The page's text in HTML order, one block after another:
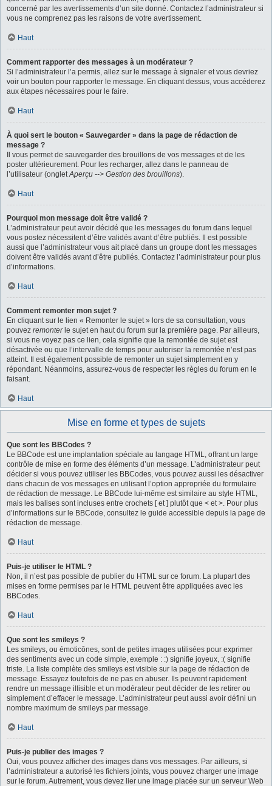
concerné par les avertissements d’un site donné. Contactez l’administrateur si
vous ne comprenez pas les raisons de votre avertissement.
Haut
Comment rapporter des messages à un modérateur ?
Si l’administrateur l’a permis, allez sur le message à signaler et vous devriez
voir un bouton pour rapporter le message. En cliquant dessus, vous accéderez
aux étapes nécessaires pour le faire.
Haut
À quoi sert le bouton « Sauvegarder » dans la page de rédaction de
message ?
Il vous permet de sauvegarder des brouillons de vos messages et de les
poster ultérieurement. Pour les recharger, allez dans le panneau de
l’utilisateur (ongletAperçu --> Gestion des brouillons).
Haut
Pourquoi mon message doit être validé ?
L’administrateur peut avoir décidé que les messages du forum dans lequel
vous postez nécessitent d’être validés avant d’être publiés. Il est possible
aussi que l’administrateur vous ait placé dans un groupe dont les messages
doivent être validés avant d’être publiés. Contactez l’administrateur pour plus
d’informations.
Haut
Comment remonter mon sujet ?
En cliquant sur le lien « Remonter le sujet » lors de sa consultation, vous
pouvez remonterle sujet en haut du forum sur la première page. Par ailleurs,
si vous ne voyez pas ce lien, cela signifie que la remontée de sujet est
désactivée ou que l’intervalle de temps pour autoriser la remontée n’est pas
atteint. Il est également possible de remonter un sujet simplement en y
répondant. Néanmoins, assurez-vous de respecter les règles du forum en le
faisant.
Haut
Mise en forme et types de sujets
Que sont les BBCodes ?
Le BBCode est une implantation spéciale au langage HTML, offrant un large
contrôle de mise en forme des éléments d’un message. L’administrateur peut
décider si vous pouvez utiliser les BBCodes, vous pouvez aussi les désactiver
dans chacun de vos messages en utilisant l’option appropriée du formulaire
de rédaction de message. Le BBCode lui-même est similaire au style HTML,
mais les balises sont incluses entre crochets [ et ] plutôt que < et >. Pour plus
d’informations sur le BBCode, consultez le guide accessible depuis la page de
rédaction de message.
Haut
Puis-je utiliser le HTML ?
Non, il n’est pas possible de publier du HTML sur ce forum. La plupart des
mises en forme permises par le HTML peuvent être appliquées avec les
BBCodes.
Haut
Que sont les smileys ?
Les smileys, ou émoticônes, sont de petites images utilisées pour exprimer
des sentiments avec un code simple, exemple : :) signifie joyeux, :( signifie
triste. La liste complète des smileys est visible sur la page de rédaction de
message. Essayez toutefois de ne pas en abuser. Ils peuvent rapidement
rendre un message illisible et un modérateur peut décider de les retirer ou
simplement d’effacer le message. L’administrateur peut aussi avoir défini un
nombre maximum de smileys par message.
Haut
Puis-je publier des images ?
Oui, vous pouvez afficher des images dans vos messages. Par ailleurs, si
l’administrateur a autorisé les fichiers joints, vous pouvez charger une image
sur le forum. Autrement, vous devez lier une image placée sur un serveur Web